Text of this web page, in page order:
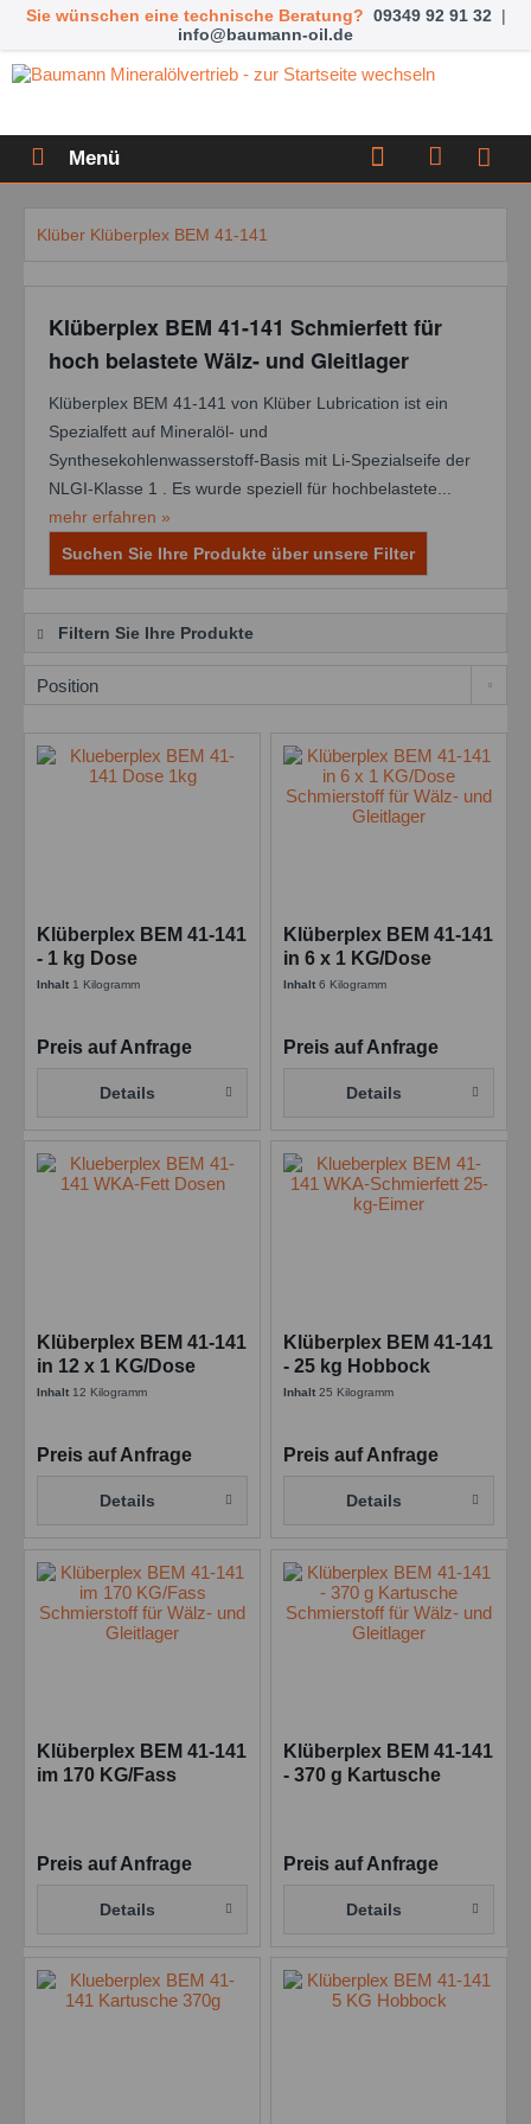
Sie wünschen eine technische Beratung? 09349 92 91 32 |
info@baumann-oil.de
Menü
Klüber Klüberplex BEM 41-141
Klüberplex BEM 41-141 Schmierfett für
hoch belastete Wälz- und Gleitlager
Klüberplex BEM 41-141 von Klüber Lubrication ist ein
Spezialfett auf Mineralöl- und
Synthesekohlenwasserstoff-Basis mit Li-Spezialseife der
NLGI-Klasse 1 . Es wurde speziell für hochbelastete...
mehr erfahren »
Suchen Sie Ihre Produkte über unsere Filter
Filtern Sie Ihre Produkte
Klüberplex BEM 41-141
- 1 kg Dose
Schmierstoff für Wälz-
Inhalt 1 Kilogramm
Preis auf Anfrage
Details
Klüberplex BEM 41-141
in 6 x 1 KG/Dose
Schmierstoff für Wälz-
Inhalt6 Kilogramm
Preis auf Anfrage
Details
Klüberplex BEM 41-141
in 12 x 1 KG/Dose
Schmierstoff für Wälz-
Inhalt 12 Kilogramm
Preis auf Anfrage
Details
Klüberplex BEM 41-141
- 25 kg Hobbock
Schmierstoff für Wälz-
Inhalt25 Kilogramm
Preis auf Anfrage
Details
Klüberplex BEM 41-141
im 170 KG/Fass
Preis auf Anfrage
Details
Klüberplex BEM 41-141
- 370 g Kartusche
Preis auf Anfrage
Details